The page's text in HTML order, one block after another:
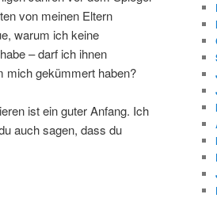
von meinen Eltern
warum ich keine
– darf ich ihnen
mich gekümmert haben?
ist ein guter Anfang. Ich
auch sagen, dass du